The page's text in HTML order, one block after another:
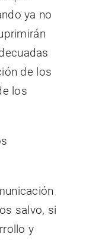
ya no
de los
los
salvo, si
y